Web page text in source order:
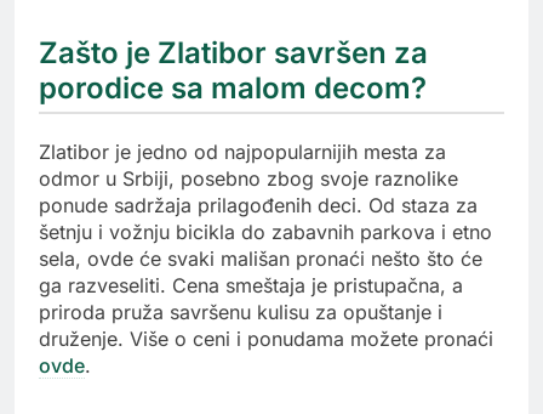
Zašto je Zlatibor savršen za
porodice sa malom decom?
Zlatibor je jedno od najpopularnijih mesta za
odmor u Srbiji, posebno zbog svoje raznolike
ponude sadržaja prilagođenih deci. Od staza za
šetnju i vožnju bicikla do zabavnih parkova i etno
sela, ovde će svaki mališan pronaći nešto što će
ga razveseliti. Cena smeštaja je pristupačna, a
priroda pruža savršenu kulisu za opuštanje i
druženje. Više o ceni i ponudama možete pronaći
ovde.